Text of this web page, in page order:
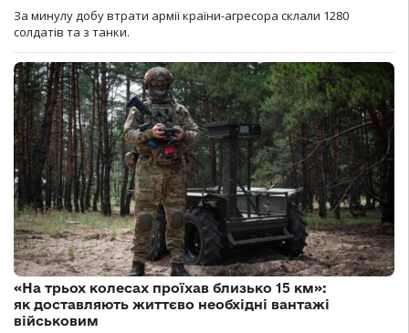
За минулу добу втрати армії країни-агресора склали 1280
солдатів та з танки.
«На трьох колесах проїхав близько 15 км»:
як доставляють життєво необхідні вантажі
військовим